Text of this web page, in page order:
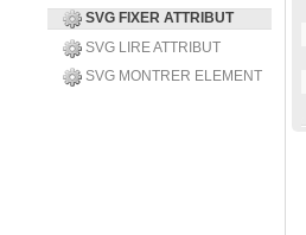
SVG FIXER ATTRIBUT
SVG LIRE ATTRIBUT
SVG MONTRER ELEMENT